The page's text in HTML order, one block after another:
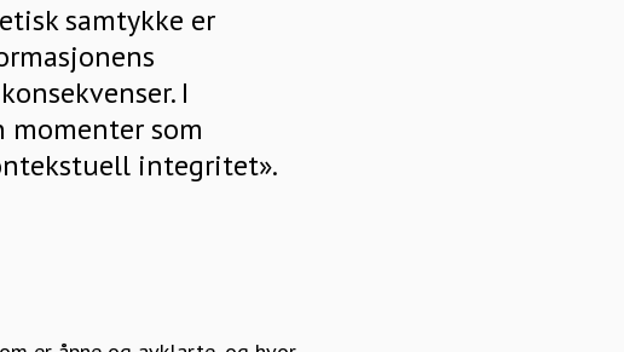
samtykke er
I
som
integritet».